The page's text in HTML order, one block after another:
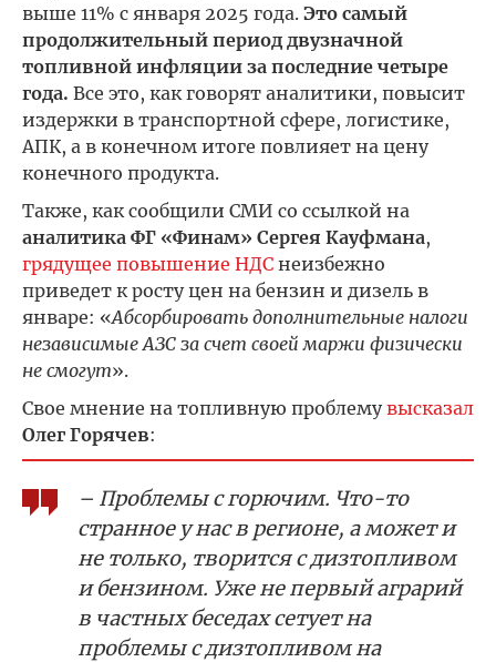
выше 11% с января 2025 года. Это самый
продолжительный период двузначной
топливной инфляции за последние четыре
года. Все это, как говорят аналитики, повысит
издержки в транспортной сфере, логистике,
АПК, а в конечном итоге повлияет на цену
конечного продукта.
Также, как сообщили СМИ со ссылкой на
аналитика ФГ «Финам» Сергея Кауфмана,
грядущее повышение НДС неизбежно
приведет к росту цен на бензин и дизель в
январе: «Абсорбировать дополнительные налоги
независимые АЗС за счет своей маржи физически
не смогут».
Свое мнение на топливную проблемувысказал
Олег Горячев:
– Проблемы с горючим. Что-то
странное у нас в регионе, а может и
не только, творится с дизтопливом
и бензином. Уже не первый аграрий
в частных беседах сетует на
проблемы с дизтопливом на